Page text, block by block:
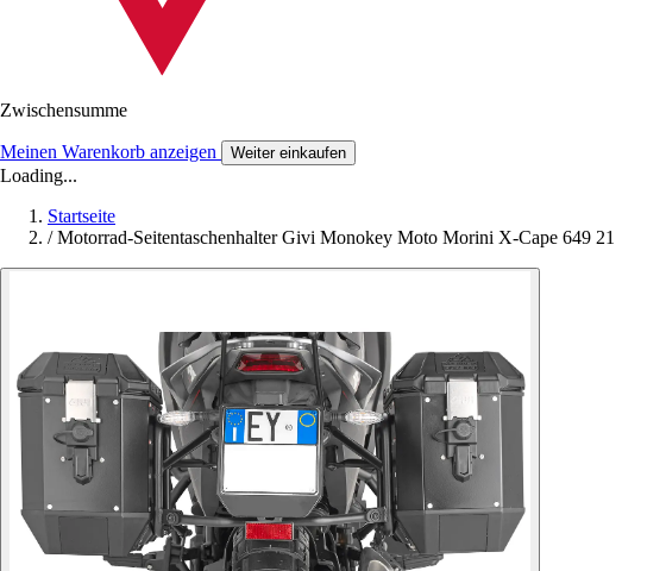
Zwischensumme
Meinen Warenkorb anzeigen Weiter einkaufen
Loading...
Startseite
/ Motorrad-Seitentaschenhalter Givi Monokey Moto Morini X-Cape 649 21